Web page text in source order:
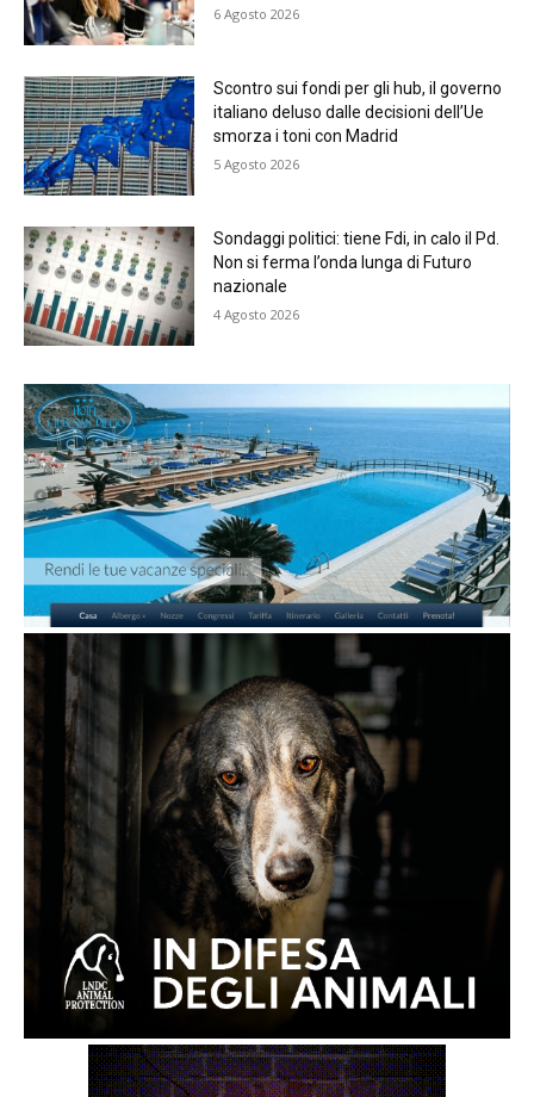
6 Agosto 2026
Scontro sui fondi per gli hub, il governo
italiano deluso dalle decisioni dell’Ue
smorza i toni con Madrid
5 Agosto 2026
Sondaggi politici: tiene Fdi, in calo il Pd.
Non si ferma l’onda lunga di Futuro
nazionale
4 Agosto 2026